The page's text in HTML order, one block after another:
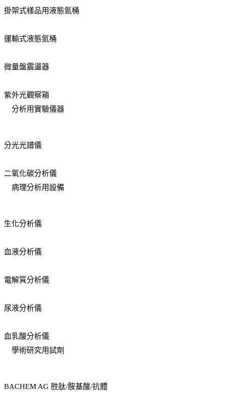
掛架式樣品用液態氮桶
運輸式液態氮桶
微量盤震盪器
紫外光觀察箱
分析用實驗儀器
分光光譜儀
二氧化碳分析儀
病理分析用設備
生化分析儀
血液分析儀
電解質分析儀
尿液分析儀
血乳酸分析儀
學術研究用試劑
BACHEM AG 胜肽/胺基酸/抗體